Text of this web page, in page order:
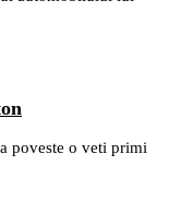
poveste o veti primi